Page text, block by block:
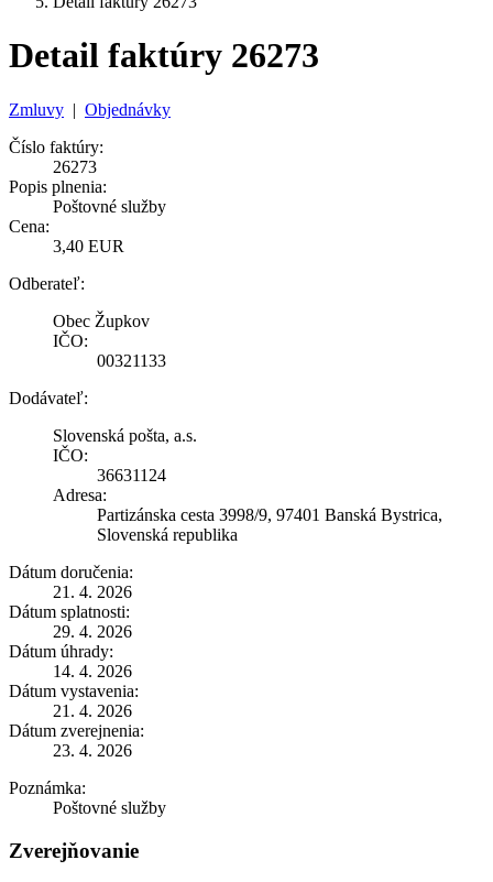
Detail faktúry 26273
Zmluvy | Objednávky
Číslo faktúry:
26273
Popis plnenia:
Poštovné služby
Cena:
3,40 EUR
Odberateľ:
Obec Župkov
IČO:
00321133
Dodávateľ:
Slovenská pošta, a.s.
IČO:
36631124
Adresa:
Partizánska cesta 3998/9, 97401 Banská Bystrica,
Slovenská republika
Dátum doručenia:
21. 4. 2026
Dátum splatnosti:
29. 4. 2026
Dátum úhrady:
14. 4. 2026
Dátum vystavenia:
21. 4. 2026
Dátum zverejnenia:
23. 4. 2026
Poznámka:
Poštovné služby
Zverejňovanie